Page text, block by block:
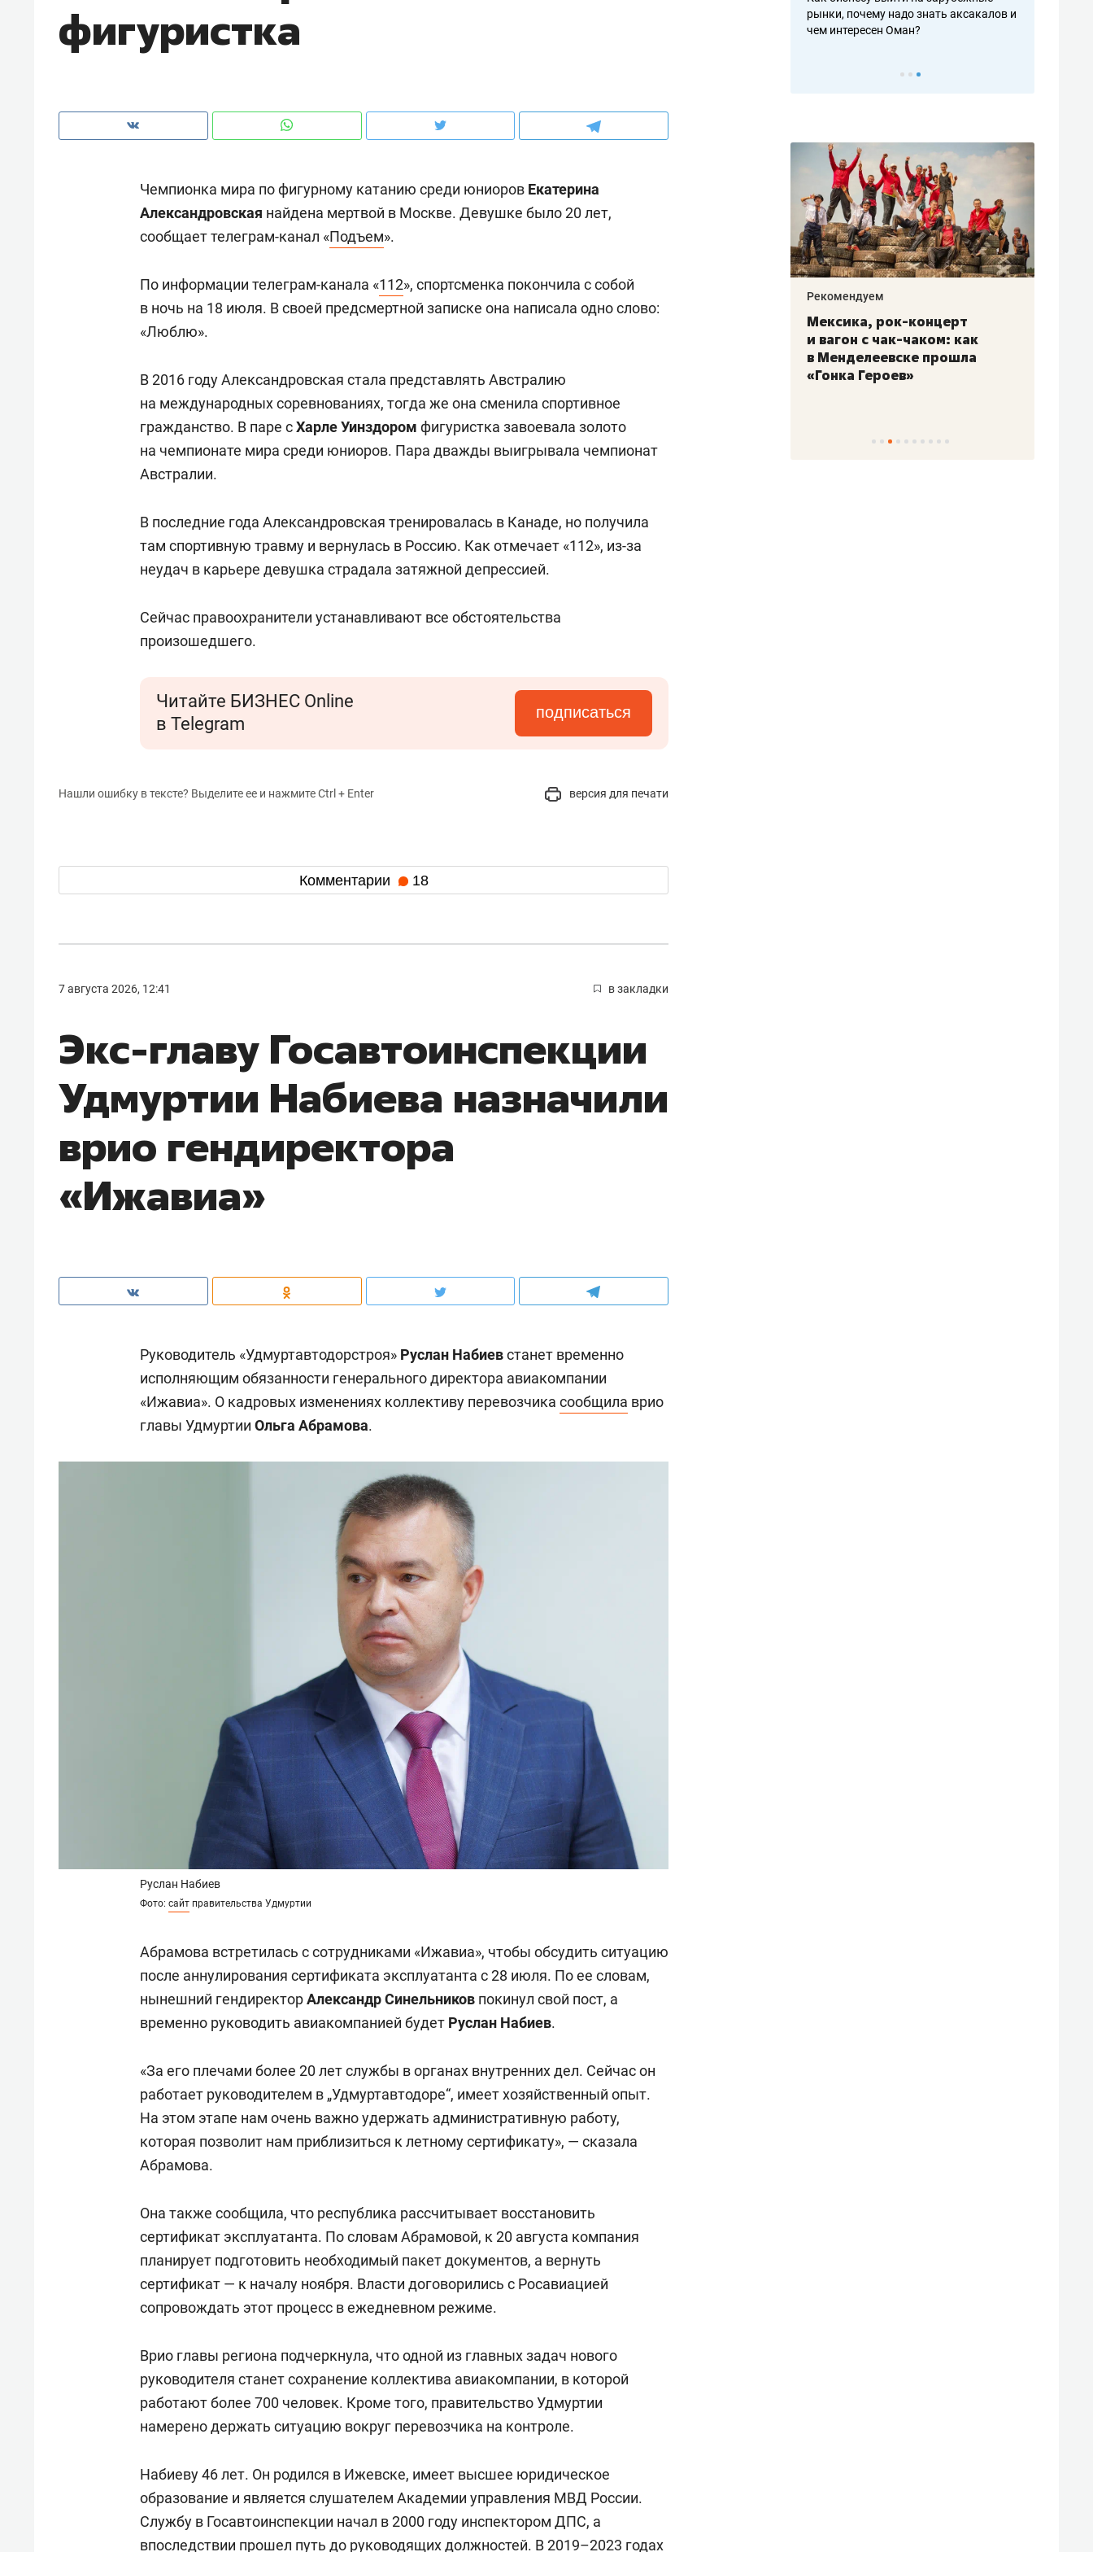
фигуристка
Чемпионка мира по фигурному катанию среди юниоров Екатерина
Александровская найдена мертвой в Москве. Девушке было 20 лет,
сообщает телеграм-канал «Подъем».
По информации телеграм-канала «112», спортсменка покончила с собой
в ночь на 18 июля. В своей предсмертной записке она написала одно слово:
«Люблю».
В 2016 году Александровская стала представлять Австралию
на международных соревнованиях, тогда же она сменила спортивное
гражданство. В паре сХарле Уинздором фигуристка завоевала золото
на чемпионате мира среди юниоров. Пара дважды выигрывала чемпионат
Австралии.
В последние года Александровская тренировалась в Канаде, но получила
там спортивную травму и вернулась в Россию. Как отмечает «112», из-за
неудач в карьере девушка страдала затяжной депрессией.
Сейчас правоохранители устанавливают все обстоятельства
произошедшего.
Читайте БИЗНЕС Online
в Telegram
подписаться
Нашли ошибку в тексте? Выделите ее и нажмите Ctrl + Enter версия для печати
Комментарии 18
7 августа 2026, 12:41 в закладки
Экс-главу Госавтоинспекции
Удмуртии Набиева назначили
врио гендиректора
«Ижавиа»
Руководитель «Удмуртавтодорстроя» Руслан Набиевстанет временно
исполняющим обязанности генерального директора авиакомпании
«Ижавиа». О кадровых изменениях коллективу перевозчика сообщила врио
главы Удмуртии Ольга Абрамова.
Руслан Набиев
Фото: сайт правительства Удмуртии
Абрамова встретилась с сотрудниками «Ижавиа», чтобы обсудить ситуацию
после аннулирования сертификата эксплуатанта с 28 июля. По ее словам,
нынешний гендиректорАлександр Синельников покинул свой пост, а
временно руководить авиакомпанией будет Руслан Набиев.
«За его плечами более 20 лет службы в органах внутренних дел. Сейчас он
работает руководителем в „Удмуртавтодоре“, имеет хозяйственный опыт.
На этом этапе нам очень важно удержать административную работу,
которая позволит нам приблизиться к летному сертификату», — сказала
Абрамова.
Она также сообщила, что республика рассчитывает восстановить
сертификат эксплуатанта. По словам Абрамовой, к 20 августа компания
планирует подготовить необходимый пакет документов, а вернуть
сертификат — к началу ноября. Власти договорились с Росавиацией
сопровождать этот процесс в ежедневном режиме.
Врио главы региона подчеркнула, что одной из главных задач нового
руководителя станет сохранение коллектива авиакомпании, в которой
работают более 700 человек. Кроме того, правительство Удмуртии
намерено держать ситуацию вокруг перевозчика на контроле.
Набиеву 46 лет. Он родился в Ижевске, имеет высшее юридическое
образование и является слушателем Академии управления МВД России.
Службу в Госавтоинспекции начал в 2000 году инспектором ДПС, а
впоследствии прошел путь до руководящих должностей. В 2019–2023 годах
чем интересен Оман?
рынки, почему надо знать аксакалов и
чем интересен Оман?
Как ГК «МИР ГРУПП» и ВТБ
создают оазис жилого
Рекомендуем
150 камер до квартиры и Face
Опыт выживания в дикой
состоянием как основа
Рекомендуем
Мексика, рок-концерт
и вагон с чак-чаком: как
в Менделеевске прошла
«Гонка Героев»